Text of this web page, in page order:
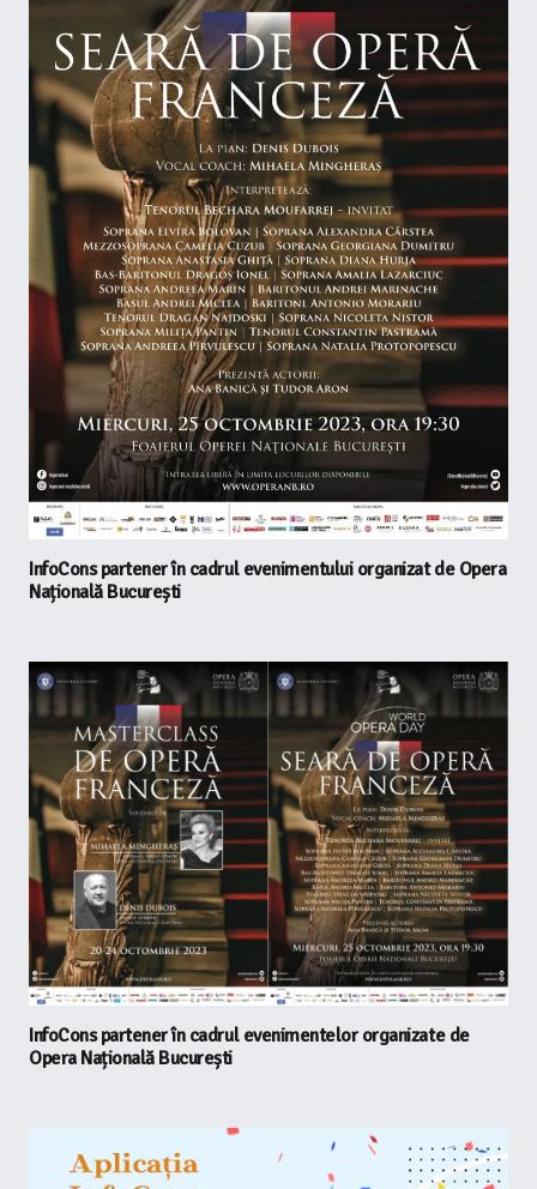
InfoCons partener în cadrul evenimentului organizat de Opera
Națională București
InfoCons partener în cadrul evenimentelor organizate de
Opera Națională București